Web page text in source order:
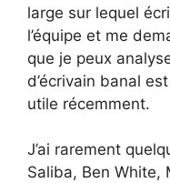
large sur lequel
l’équipe et me
que je peux
d’écrivain banal
utile récemment.
J’ai rarement
Saliba, Ben White,